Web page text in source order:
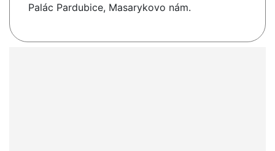
Palác Pardubice, Masarykovo nám.